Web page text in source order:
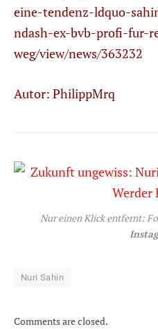
eine-tendenz-ldquo-
ndash-ex-bvb-profi-fur-
weg/view/news/363232
Autor: PhilippMrq
Nur einen Klick entfernt:
Nuri Sahin
Comments are closed.